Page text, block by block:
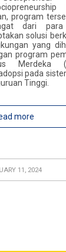
program
dari
solusi
yang
program
Merdeka
pada
Tinggi.
more
11, 2024